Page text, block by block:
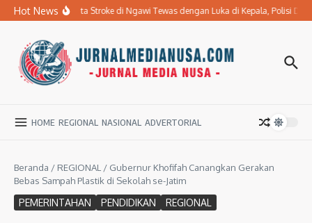
Lewati ke konten
Hot News
Ibu Penderita Stroke di Ngawi Tewas dengan Luka di Kepala, Polisi
HOME REGIONAL NASIONAL ADVERTORIAL
Beranda / REGIONAL / Gubernur Khofifah Canangkan Gerakan
Bebas Sampah Plastik di Sekolah se-Jatim
PEMERINTAHAN PENDIDIKAN REGIONAL